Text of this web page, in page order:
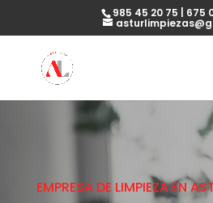
985 45 20 75 | 675
EMPRESA DE LIMPIEZA EN